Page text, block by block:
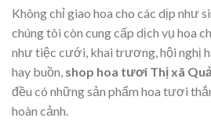
Không chỉ giao hoa cho các dịp như
chúng tôi còn cung cấp dịch vụ hoa
như tiệc cưới, khai trương, hội nghị
hay buồn, shop hoa tươi Thị xã
đều có những sản phẩm hoa tươi
hoàn cảnh.